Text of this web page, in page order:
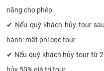
năng cho phép.
✔ Nếu quý khách hủy tour
hành: mất phí cọc tour
✔ Nếu quý khách hủy tour từ